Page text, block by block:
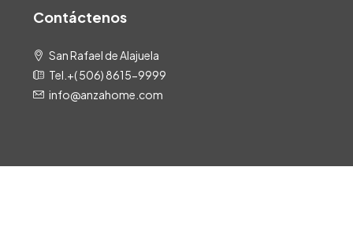
Contáctenos
San Rafael de Alajuela
Tel.+( 506) 8615-9999
info@anzahome.com